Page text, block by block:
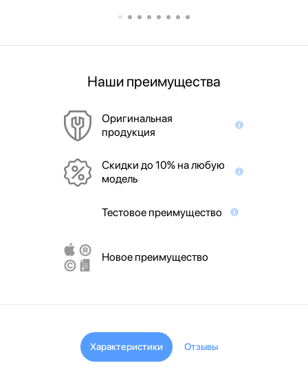
Наши преимущества
Оригинальная
продукция
Скидки до 10% на любую
модель
Тестовое преимущество
Новое преимущество
Характеристики Отзывы